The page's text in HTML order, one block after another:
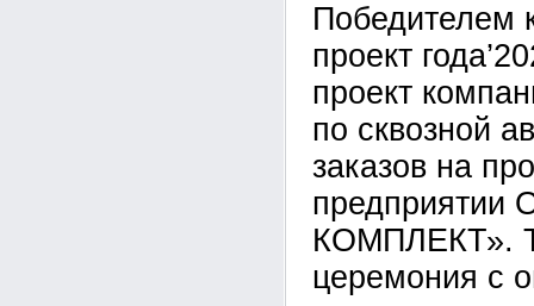
Победителем
проект
проект
по сквозной
заказов на
КОМПЛЕКТ».
церемония с